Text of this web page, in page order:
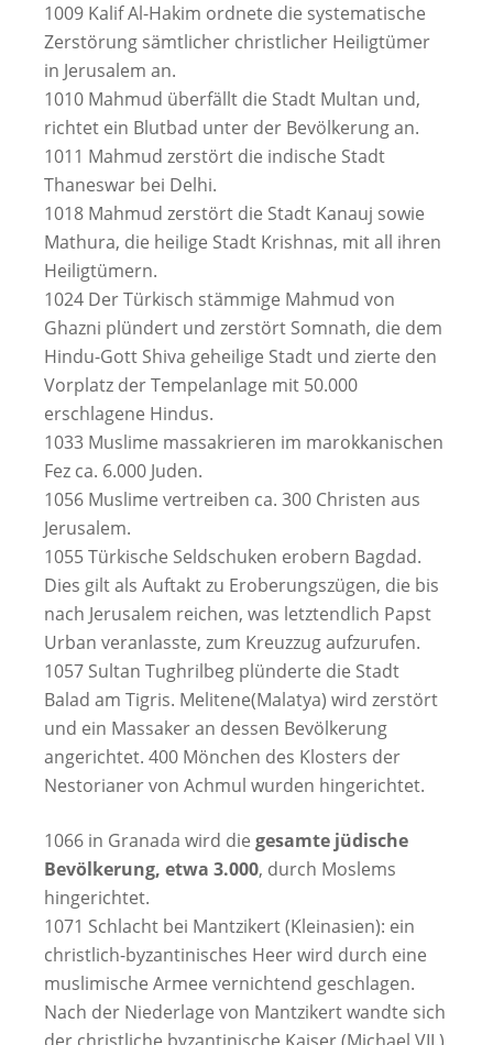
1009 Kalif Al-Hakim ordnete die systematische
Zerstörung sämtlicher christlicher Heiligtümer
in Jerusalem an.
1010 Mahmud überfällt die Stadt Multan und,
richtet ein Blutbad unter der Bevölkerung an.
1011 Mahmud zerstört die indische Stadt
Thaneswar bei Delhi.
1018 Mahmud zerstört die Stadt Kanauj sowie
Mathura, die heilige Stadt Krishnas, mit all ihren
Heiligtümern.
1024 Der Türkisch stämmige Mahmud von
Ghazni plündert und zerstört Somnath, die dem
Hindu-Gott Shiva geheilige Stadt und zierte den
Vorplatz der Tempelanlage mit 50.000
erschlagene Hindus.
1033 Muslime massakrieren im marokkanischen
Fez ca. 6.000 Juden.
1056 Muslime vertreiben ca. 300 Christen aus
Jerusalem.
1055 Türkische Seldschuken erobern Bagdad.
Dies gilt als Auftakt zu Eroberungszügen, die bis
nach Jerusalem reichen, was letztendlich Papst
Urban veranlasste, zum Kreuzzug aufzurufen.
1057 Sultan Tughrilbeg plünderte die Stadt
Balad am Tigris. Melitene(Malatya) wird zerstört
und ein Massaker an dessen Bevölkerung
angerichtet. 400 Mönchen des Klosters der
Nestorianer von Achmul wurden hingerichtet.
1066 in Granada wird die gesamte jüdische
Bevölkerung, etwa 3.000, durch Moslems
hingerichtet.
1071 Schlacht bei Mantzikert (Kleinasien): ein
christlich-byzantinisches Heer wird durch eine
muslimische Armee vernichtend geschlagen.
Nach der Niederlage von Mantzikert wandte sich